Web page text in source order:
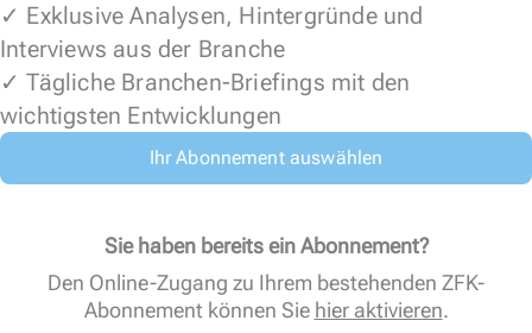
✓ Exklusive Analysen, Hintergründe und
Interviews aus der Branche
✓ Tägliche Branchen-Briefings mit den
wichtigsten Entwicklungen
Ihr Abonnement auswählen
Sie haben bereits ein Abonnement?
Den Online-Zugang zu Ihrem bestehenden ZFK-
Abonnement können Sie hier aktivieren.